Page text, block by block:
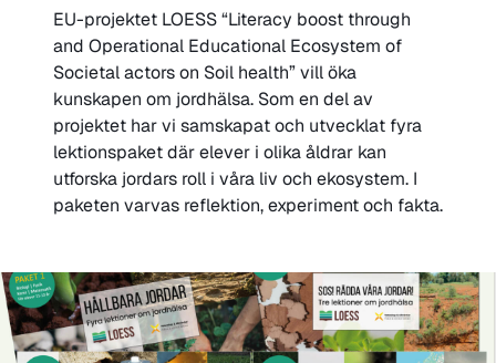
EU-projektet LOESS “Literacy boost through
and Operational Educational Ecosystem of
Societal actors on Soil health” vill öka
kunskapen om jordhälsa. Som en del av
projektet har vi samskapat och utvecklat fyra
lektionspaket där elever i olika åldrar kan
utforska jordars roll i våra liv och ekosystem. I
paketen varvas reflektion, experiment och fakta.